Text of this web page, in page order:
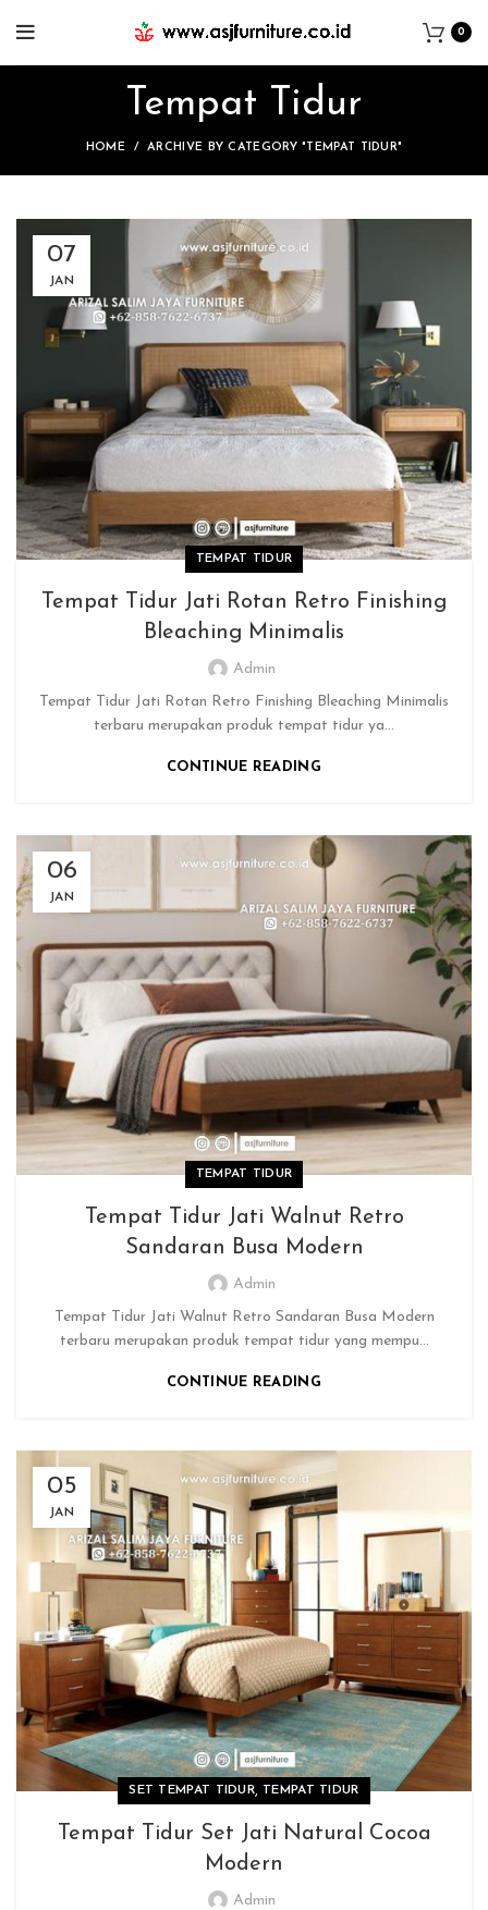
0
Tempat Tidur
HOME ARCHIVE BY CATEGORY "TEMPAT TIDUR"
07
JAN
TEMPAT TIDUR
Tempat Tidur Jati Rotan Retro Finishing
Bleaching Minimalis
Admin
Tempat Tidur Jati Rotan Retro Finishing Bleaching Minimalis
terbaru merupakan produk tempat tidur ya...
CONTINUE READING
06
JAN
TEMPAT TIDUR
Tempat Tidur Jati Walnut Retro
Sandaran Busa Modern
Admin
Tempat Tidur Jati Walnut Retro Sandaran Busa Modern
terbaru merupakan produk tempat tidur yang mempu...
CONTINUE READING
05
JAN
SET TEMPAT TIDUR, TEMPAT TIDUR
Tempat Tidur Set Jati Natural Cocoa
Modern
Admin